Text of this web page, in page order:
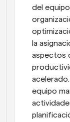
del
la
aspectos
equipo